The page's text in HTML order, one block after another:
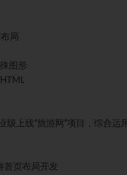
局
图形
级上线“旅游网”项目，综合
首页布局开发